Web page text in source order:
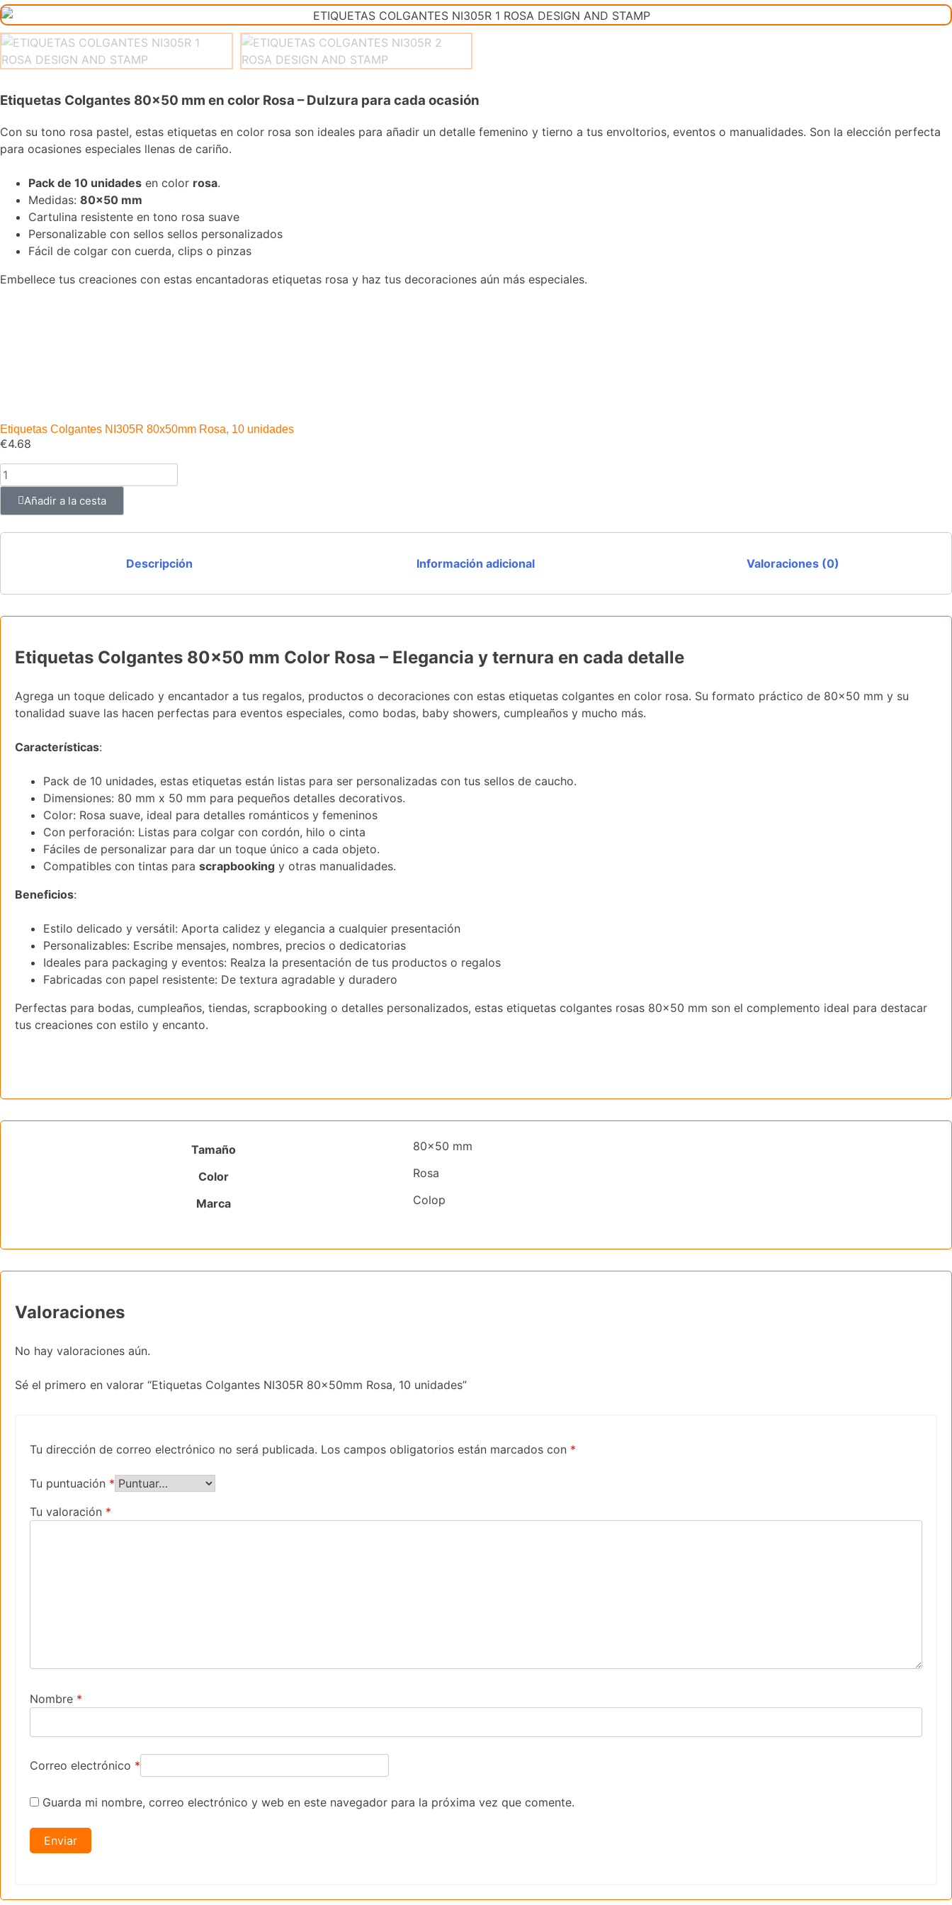
Etiquetas Colgantes 80×50 mm en color Rosa – Dulzura para cada ocasión
Con su tono rosa pastel, estas etiquetas en color rosa son ideales para añadir un detalle femenino y tierno a tus envoltorios, eventos o manualidades. Son la elección perfecta
para ocasiones especiales llenas de cariño.
Pack de 10 unidades en color rosa.
Medidas: 80×50 mm
Cartulina resistente en tono rosa suave
Personalizable con sellos sellos personalizados
Fácil de colgar con cuerda, clips o pinzas
Embellece tus creaciones con estas encantadoras etiquetas rosa y haz tus decoraciones aún más especiales.
Etiquetas Colgantes NI305R 80x50mm Rosa, 10 unidades
€4.68
Añadir a la cesta
Descripción Información adicional Valoraciones (0)
Etiquetas Colgantes 80×50 mm Color Rosa – Elegancia y ternura en cada detalle
Agrega un toque delicado y encantador a tus regalos, productos o decoraciones con estas etiquetas colgantes en color rosa. Su formato práctico de 80×50 mm y su
tonalidad suave las hacen perfectas para eventos especiales, como bodas, baby showers, cumpleaños y mucho más.
Características:
Pack de 10 unidades, estas etiquetas están listas para ser personalizadas con tus sellos de caucho.
Dimensiones: 80 mm x 50 mm para pequeños detalles decorativos.
Color: Rosa suave, ideal para detalles románticos y femeninos
Con perforación: Listas para colgar con cordón, hilo o cinta
Fáciles de personalizar para dar un toque único a cada objeto.
Compatibles con tintas para scrapbooking y otras manualidades.
Beneficios:
Estilo delicado y versátil: Aporta calidez y elegancia a cualquier presentación
Personalizables: Escribe mensajes, nombres, precios o dedicatorias
Ideales para packaging y eventos: Realza la presentación de tus productos o regalos
Fabricadas con papel resistente: De textura agradable y duradero
Perfectas para bodas, cumpleaños, tiendas, scrapbooking o detalles personalizados, estas etiquetas colgantes rosas 80×50 mm son el complemento ideal para destacar
tus creaciones con estilo y encanto.
Tamaño 80×50 mm
Color Rosa
Marca Colop
Valoraciones
No hay valoraciones aún.
Sé el primero en valorar “Etiquetas Colgantes NI305R 80x50mm Rosa, 10 unidades”
Tu dirección de correo electrónico no será publicada. Los campos obligatorios están marcados con *
Tu puntuación *
Tu valoración *
Nombre *
Correo electrónico *
Guarda mi nombre, correo electrónico y web en este navegador para la próxima vez que comente.